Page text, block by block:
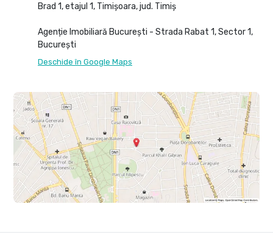
Brad 1, etajul 1, Timișoara, jud. Timiș
Agenție Imobiliară București - Strada Rabat 1, Sector 1,
București
Deschide în Google Maps